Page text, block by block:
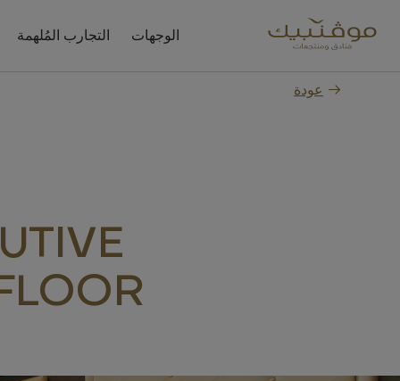
الوجهات التجارب المُلهمة
عودة